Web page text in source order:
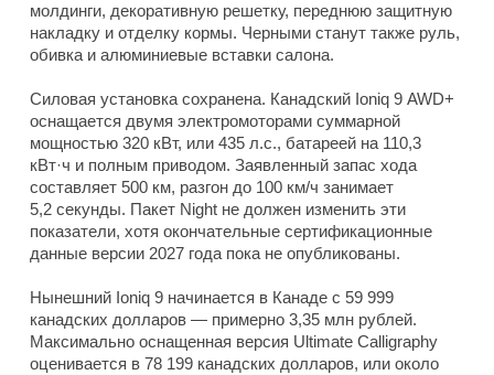
молдинги, декоративную решетку, переднюю защитную
накладку и отделку кормы. Черными станут также руль,
обивка и алюминиевые вставки салона.
Силовая установка сохранена. Канадский Ioniq 9 AWD+
оснащается двумя электромоторами суммарной
мощностью 320 кВт, или 435 л.с., батареей на 110,3
кВт·ч и полным приводом. Заявленный запас хода
составляет 500 км, разгон до 100 км/ч занимает
5,2 секунды. Пакет Night не должен изменить эти
показатели, хотя окончательные сертификационные
данные версии 2027 года пока не опубликованы.
Нынешний Ioniq 9 начинается в Канаде с 59 999
канадских долларов — примерно 3,35 млн рублей.
Максимально оснащенная версия Ultimate Calligraphy
оценивается в 78 199 канадских долларов, или около